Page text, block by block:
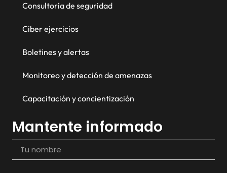
Consultoría de seguridad
Ciber ejercicios
Boletines y alertas
Monitoreo y detección de amenazas
Capacitación y concientización
Mantente informado